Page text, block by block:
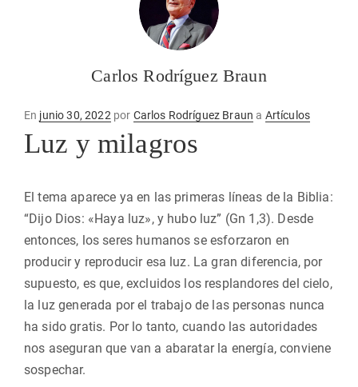
Carlos Rodríguez Braun
En Publicado
junio 30, 2022 por Carlos Rodríguez Braun a Artículos
Luz y milagros
El tema aparece ya en las primeras líneas de la Biblia:
“Dijo Dios: «Haya luz», y hubo luz” (Gn 1,3). Desde
entonces, los seres humanos se esforzaron en
producir y reproducir esa luz. La gran diferencia, por
supuesto, es que, excluidos los resplandores del cielo,
la luz generada por el trabajo de las personas nunca
ha sido gratis. Por lo tanto, cuando las autoridades
nos aseguran que van a abaratar la energía, conviene
sospechar.